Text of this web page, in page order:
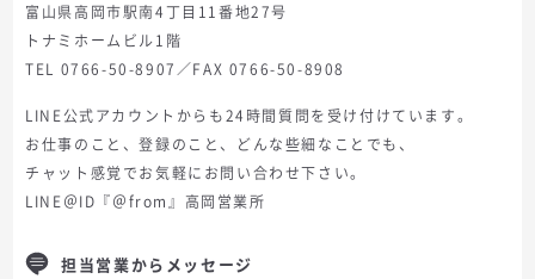
富山県高岡市駅南4丁目11番地27号
トナミホームビル1階
TEL 0766-50-8907／FAX 0766-50-8908
LINE公式アカウントからも24時間質問を受け付けています。
お仕事のこと、登録のこと、どんな些細なことでも、
チャット感覚でお気軽にお問い合わせ下さい。
LINE＠ID『＠from』高岡営業所
担当営業からメッセージ